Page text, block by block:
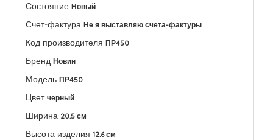
Состояние Новый
Счет-фактура Не я выставляю счета-фактуры
Код производителя ПР450
Бренд Новин
Модель ПР450
Цвет черный
Ширина 20.5 см
Высота изделия 12.6 см